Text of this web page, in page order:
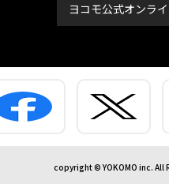
ヨコモ公式オンラ
copyright © YOKOMO inc. All